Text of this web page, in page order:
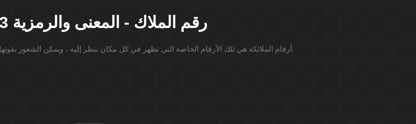
1433 رقم الملاك - المعنى والرمزية
أرقام الملائكة هي تلك الأرقام الخاصة التي تظهر في كل مكان ننظر إليه ، ويمكن الشعور بقوتها وتأثيرها في حياتنا بعدة طرق مختلفة.